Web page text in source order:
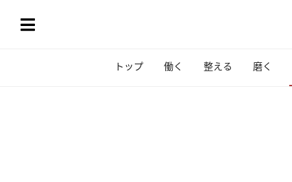
トップ 働く 整える 磨く